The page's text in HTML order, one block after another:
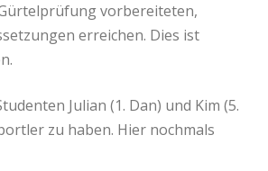
vorbereiteten,
erreichen. Dies ist
Julian (1. Dan) und Kim (5.
zu haben. Hier nochmals